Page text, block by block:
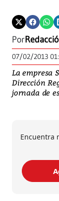
Por
07/02/2013
La empresa
Dirección
jornada de
Encuentra